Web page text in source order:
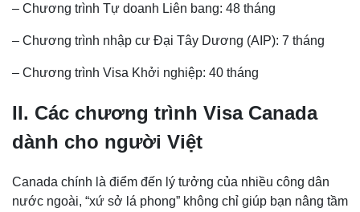
– Chương trình Tự doanh Liên bang: 48 tháng
– Chương trình nhập cư Đại Tây Dương (AIP): 7 tháng
– Chương trình Visa Khởi nghiệp: 40 tháng
II. Các chương trình Visa Canada
dành cho người Việt
Canada chính là điểm đến lý tưởng của nhiều công dân
nước ngoài, “xứ sở lá phong” không chỉ giúp bạn nâng tầm